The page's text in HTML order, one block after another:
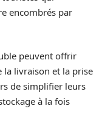
encombrés par
peuvent offrir
la livraison et la prise
de simplifier leurs
à la fois